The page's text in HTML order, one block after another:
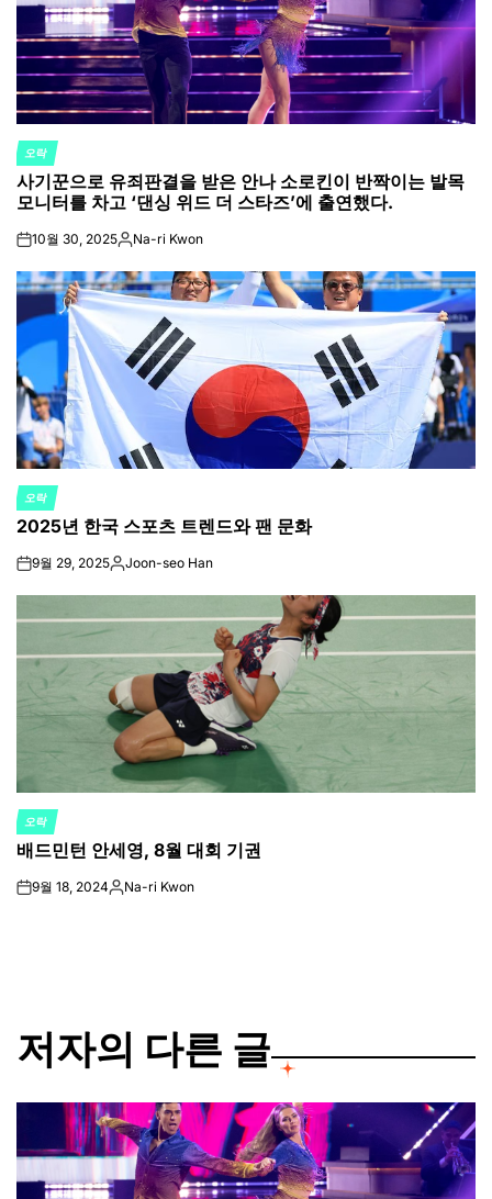
POSTED
IN
오락
사기꾼으로 유죄판결을 받은 안나 소로킨이 반짝이는 발목
모니터를 차고 ‘댄싱 위드 더 스타즈’에 출연했다.
on10월 30, 2025Posted
Na-ri Kwon
POSTED
IN
오락
2025년 한국 스포츠 트렌드와 팬 문화
on9월 29, 2025Posted
Joon-seo Han
POSTED
IN
오락
배드민턴 안세영, 8월 대회 기권
on9월 18, 2024Posted
Na-ri Kwon
저자의 다른 글